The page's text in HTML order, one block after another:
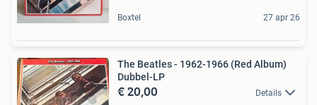
Boxtel 27 apr 26
The Beatles - 1962-1966 (Red Album)
Dubbel-LP
€ 20,00 Details